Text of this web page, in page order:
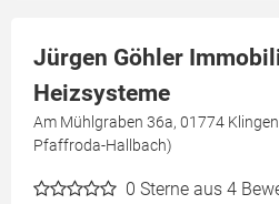
Jürgen Göhler
Heizsysteme
Am Mühlgraben 36a, 01774
Pfaffroda-Hallbach)
0 Sterne aus 4